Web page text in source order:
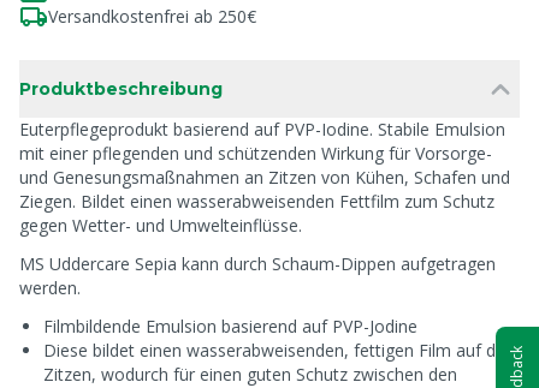
Versandkostenfrei ab 250€
Produktbeschreibung
Euterpflegeprodukt basierend auf PVP-Iodine. Stabile Emulsion
mit einer pflegenden und schützenden Wirkung für Vorsorge-
und Genesungsmaßnahmen an Zitzen von Kühen, Schafen und
Ziegen. Bildet einen wasserabweisenden Fettfilm zum Schutz
gegen Wetter- und Umwelteinflüsse.
MS Uddercare Sepia kann durch Schaum-Dippen aufgetragen
werden.
Filmbildende Emulsion basierend auf PVP-Jodine
Diese bildet einen wasserabweisenden, fettigen Film auf den
Zitzen, wodurch für einen guten Schutz zwischen den